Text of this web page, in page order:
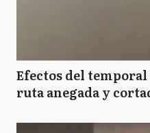
Efectos del temporal
ruta anegada y